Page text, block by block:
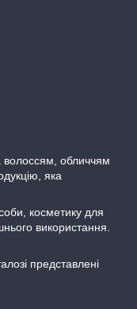
волоссям, обличчям
яка
косметику для
використання.
представлені